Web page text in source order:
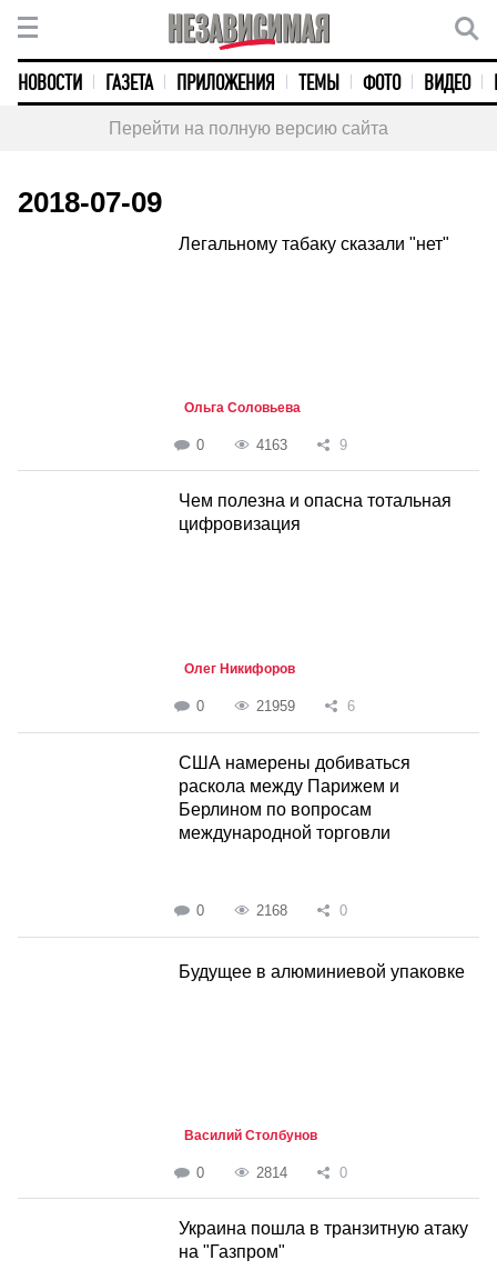
НОВОСТИ ГАЗЕТА ПРИЛОЖЕНИЯ ТЕМЫ ФОТО ВИДЕО
Перейти на полную версию сайта
2018-07-09
Легальному табаку сказали "нет"
Ольга Соловьева
0 4163 9
Чем полезна и опасна тотальная
цифровизация
Олег Никифоров
0 21959 6
США намерены добиваться
раскола между Парижем и
Берлином по вопросам
международной торговли
0 2168 0
Будущее в алюминиевой упаковке
Василий Столбунов
0 2814 0
Украина пошла в транзитную атаку
на "Газпром"